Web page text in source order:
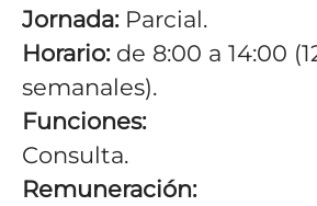
Jornada:Parcial.
Horario: de 8:00 a 14:00
semanales).
Funciones:
Consulta.
Remuneración: